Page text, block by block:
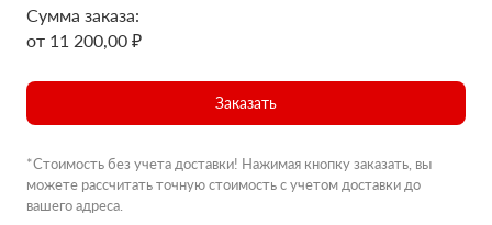
Сумма заказа:
от 11 200,00 ₽
Заказать
*Стоимость без учета доставки! Нажимая кнопку заказать, вы
можете рассчитать точную стоимость с учетом доставки до
вашего адреса.